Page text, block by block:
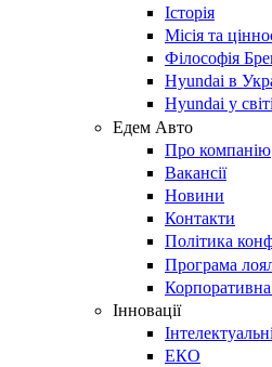
Історія
Місія та
Філософія
Hyundai в
Hyundai у світі
Едем Авто
Про компанію
Вакансії
Новини
Контакти
Політика
Програма
Корпоративна
Інновації
ЕКО